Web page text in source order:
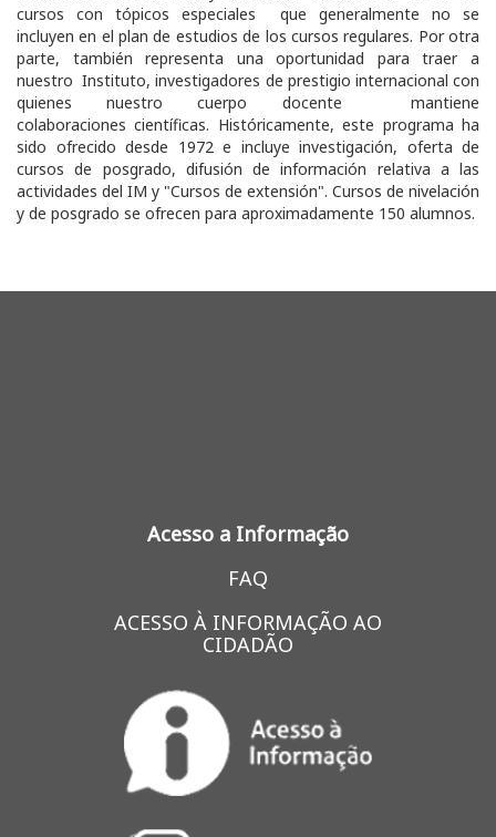
cursos con tópicos especiales que generalmente no se
incluyen en el plan de estudios de los cursos regulares. Por otra
parte, también representa una oportunidad para traer a
nuestro Instituto, investigadores de prestigio internacional con
quienes nuestro cuerpo docente mantiene
colaboraciones científicas. Históricamente, este programa ha
sido ofrecido desde 1972 e incluye investigación, oferta de
cursos de posgrado, difusión de información relativa a las
actividades del IM y "Cursos de extensión". Cursos de nivelación
y de posgrado se ofrecen para aproximadamente 150 alumnos.
Acesso a Informação
FAQ
ACESSO À INFORMAÇÃO AO
CIDADÃO